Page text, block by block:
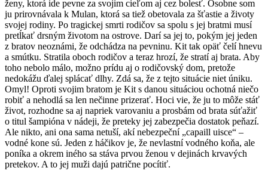
ženy, ktorá ide pevne za svojim cieľom aj cez bolesť. Osobne som
ju prirovnávala k Mulan, ktorá sa tiež obetovala za šťastie a životy
svojej rodiny. Po tragickej smrti rodičov sa spolu s jej bratmi musí
pretĺkať drsným životom na ostrove. Darí sa jej to, pokým jej jeden
z bratov neoznámi, že odchádza na pevninu. Kit tak opäť čelí hnevu
a smútku. Stratila oboch rodičov a teraz hrozí, že stratí aj brata. Aby
toho nebolo málo, možno prídu aj o rodičovský dom, pretože
nedokážu ďalej splácať dlhy. Zdá sa, že z tejto situácie niet úniku.
Omyl! Oproti svojim bratom je Kit s danou situáciou ochotná niečo
robiť a nehodlá sa len nečinne prizerať. Hoci vie, že ju to môže stáť
život, rozhodne sa aj napriek varovaniu a prosbám od brata súťažiť
o titul šampióna v nádeji, že preteky jej zabezpečia dostatok peňazí.
Ale nikto, ani ona sama netuší, akí nebezpeční „capaill uisce“ –
vodné kone sú. Jeden z háčikov je, že nevlastní vodného koňa, ale
poníka a okrem iného sa stáva prvou ženou v dejinách krvavých
pretekov. A to jej muži dajú patrične pocítiť.